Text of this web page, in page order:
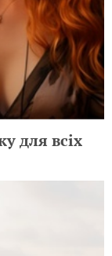
для всіх